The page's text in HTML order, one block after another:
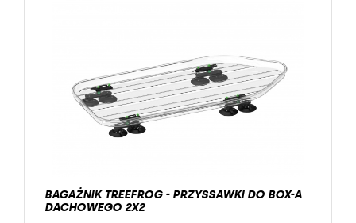
BAGAŻNIK TREEFROG - PRZYSSAWKI DO BOX-A
DACHOWEGO 2X2